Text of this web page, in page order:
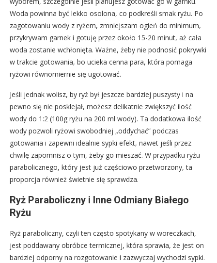
Woda powinna być lekko osolona, co podkreśli smak ryżu. Po
zagotowaniu wody z ryżem, zmniejszam ogień do minimum,
przykrywam garnek i gotuję przez około 15-20 minut, aż cała
woda zostanie wchłonięta. Ważne, żeby nie podnosić pokrywki
w trakcie gotowania, bo ucieka cenna para, która pomaga
ryżowi równomiernie się ugotować.
Jeśli jednak wolisz, by ryż był jeszcze bardziej puszysty i na
pewno się nie posklejał, możesz delikatnie zwiększyć ilość
wody do 1:2 (100g ryżu na 200 ml wody). Ta dodatkowa ilość
wody pozwoli ryżowi swobodniej „oddychać” podczas
gotowania i zapewni idealnie sypki efekt, nawet jeśli przez
chwilę zapomnisz o tym, żeby go mieszać. W przypadku ryżu
parabolicznego, który jest już częściowo przetworzony, ta
proporcja również świetnie się sprawdza.
Ryż Paraboliczny i Inne Odmiany Białego
Ryżu
Ryż paraboliczny, czyli ten często spotykany w woreczkach,
jest poddawany obróbce termicznej, która sprawia, że jest on
bardziej odporny na rozgotowanie i zazwyczaj wychodzi sypki.